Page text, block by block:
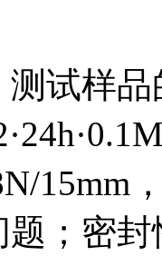
试样品
15mm
；密